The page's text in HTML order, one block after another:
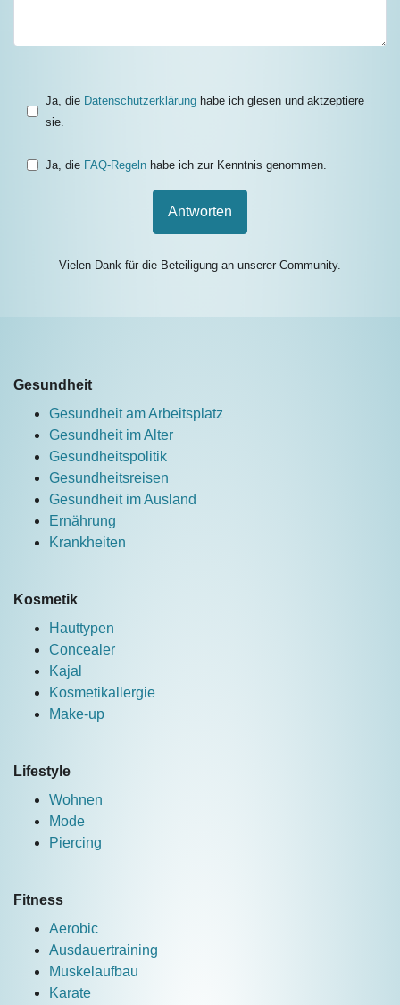
Ja, die Datenschutzerklärung habe ich glesen und aktzeptiere
sie.
Ja, die FAQ-Regeln habe ich zur Kenntnis genommen.
Antworten
Vielen Dank für die Beteiligung an unserer Community.
Gesundheit
Gesundheit am Arbeitsplatz
Gesundheit im Alter
Gesundheitspolitik
Gesundheitsreisen
Gesundheit im Ausland
Ernährung
Krankheiten
Kosmetik
Hauttypen
Concealer
Kajal
Kosmetikallergie
Make-up
Lifestyle
Wohnen
Mode
Piercing
Fitness
Aerobic
Ausdauertraining
Muskelaufbau
Karate